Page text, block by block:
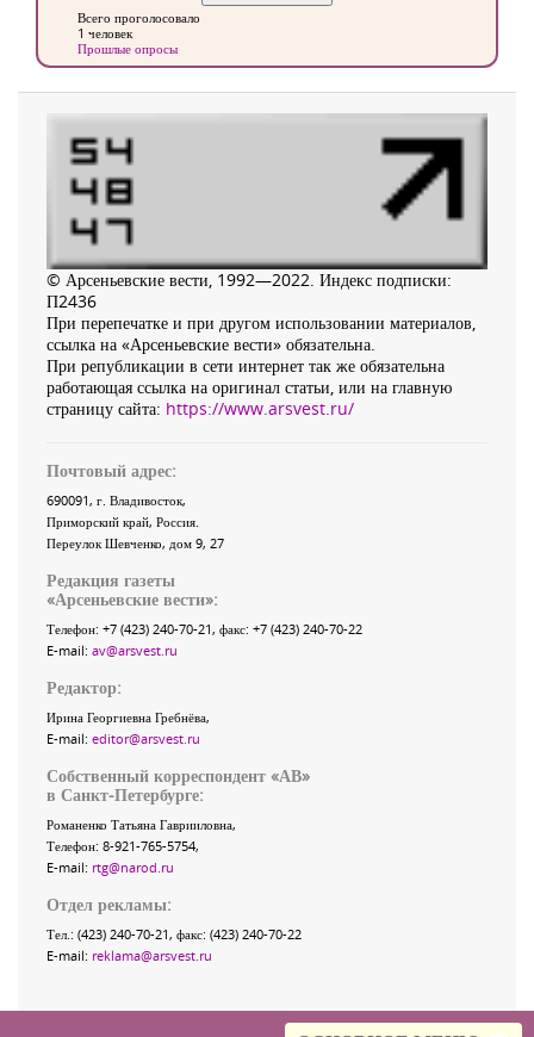
Всего проголосовало
1 человек
Прошлые опросы
© Арсеньевские вести, 1992—2022. Индекс подписки:
П2436
При перепечатке и при другом использовании материалов,
ссылка на «Арсеньевские вести» обязательна.
При републикации в сети интернет так же обязательна
работающая ссылка на оригинал статьи, или на главную
страницу сайта: https://www.arsvest.ru/
Почтовый адрес:
690091, г. Владивосток,
Приморский край, Россия
Переулок Шевченко, дом 9, 27
Редакция газеты
«Арсеньевские вести»:
Телефон: +7 (423) 240-70-21, факс: +7 (423) 240-70-22
E-mail: av@arsvest.ru
Редактор:
Ирина Георгиевна Гребнёва,
E-mail: editor@arsvest.ru
Собственный корреспондент «АВ»
в Санкт-Петербурге:
Романенко Татьяна Гаврииловна,
Телефон: 8-921-765-5754,
E-mail: rtg@narod.ru
Отдел рекламы:
Тел.: (423) 240-70-21, факс: (423) 240-70-22
E-mail: reklama@arsvest.ru